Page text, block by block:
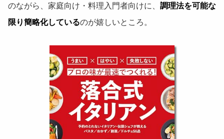
のながら、家庭向け・料理入門者向けに、 調理法を可能な
限り簡略化しているのが嬉しいところ。